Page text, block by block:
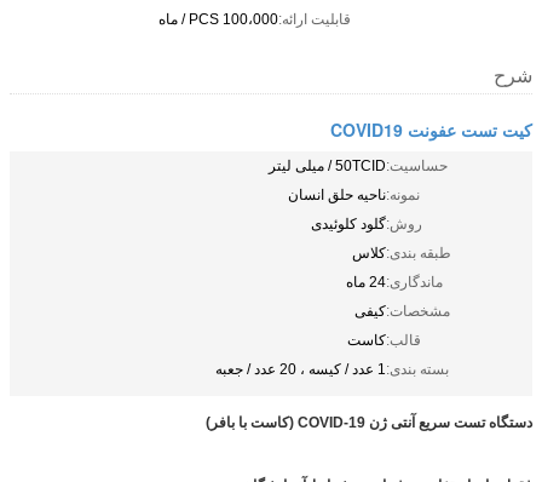
قابلیت ارائه:100،000 PCS / ماه
شرح
کیت تست عفونت COVID19
حساسیت:50TCID / میلی لیتر
نمونه:ناحیه حلق انسان
روش:گلود کلوئیدی
طبقه بندی:کلاس
ماندگاری:24 ماه
مشخصات:کیفی
قالب:کاست
بسته بندی:1 عدد / کیسه ، 20 عدد / جعبه
دستگاه تست سریع آنتی ژن COVID-19 (کاست با بافر)